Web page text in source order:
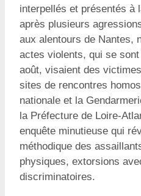
interpellés et présentés à
après plusieurs
aux alentours de Nantes,
actes violents, qui se
août, visaient des
sites de rencontres
nationale et la
la Préfecture de Loire-
enquête minutieuse qui
méthodique des
physiques, extorsions
discriminatoires.